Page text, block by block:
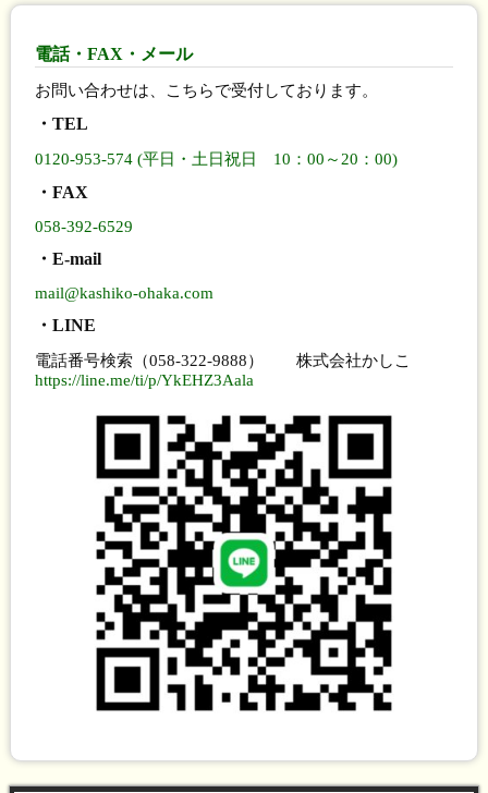
電話・FAX・メール
お問い合わせは、こちらで受付しております。
・TEL
0120-953-574 (平日・土日祝日 10：00～20：00)
・FAX
058-392-6529
・E-mail
mail@kashiko-ohaka.com
・LINE
電話番号検索（058-322-9888） 株式会社かしこ
https://line.me/ti/p/YkEHZ3Aala